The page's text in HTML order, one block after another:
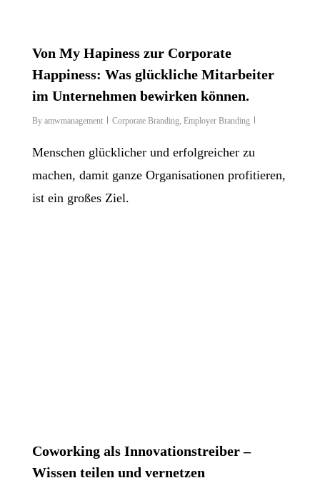
Von My Hapiness zur Corporate
Happiness: Was glückliche Mitarbeiter
im Unternehmen bewirken können.
By amwmanagement Corporate Branding, Employer Branding
Menschen glücklicher und erfolgreicher zu
machen, damit ganze Organisationen profitieren,
ist ein großes Ziel.
Coworking als Innovationstreiber –
Wissen teilen und vernetzen